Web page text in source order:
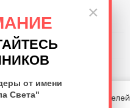
×
от имени
Света"поведения посетителей